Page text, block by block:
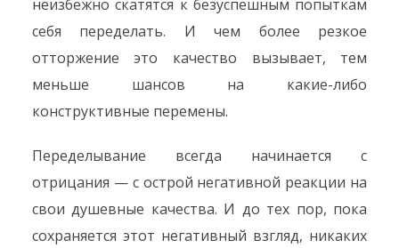
неизбежно скатятся к безуспешным попыткам
себя переделать. И чем более резкое
отторжение это качество вызывает, тем
меньше шансов на какие-либо
конструктивные перемены.
Переделывание всегда начинается с
отрицания — с острой негативной реакции на
свои душевные качества. И до тех пор, пока
сохраняется этот негативный взгляд, никаких